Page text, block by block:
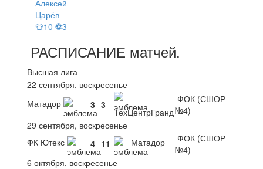
Алексей
Царёв
👕10 ⚽3
РАСПИСАНИЕ матчей.
Высшая лига
22 сентября, воскресенье
Матадор
3 3
ТехЦентрГранд
ФОК (СШОР
№4)
29 сентября, воскресенье
ФК Ютекс
4 11 Матадор
ФОК (СШОР
№4)
6 октября, воскресенье